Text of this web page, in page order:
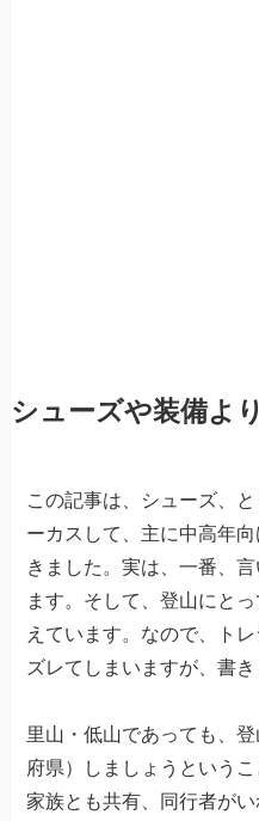
シューズや装備よ
この記事は、シューズ、
ーカスして、主に中高年
きました。実は、一番、
ます。そして、登山にと
えています。なので、ト
ズレてしまいますが、書
里山・低山であっても、
府県）しましょうという
家族とも共有、同行者が